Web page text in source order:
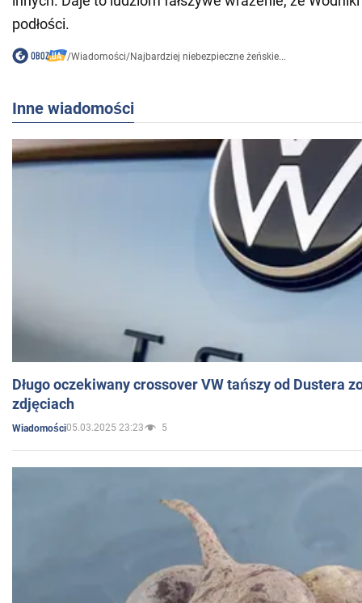
podłości.
/Wiadomości/Najbardziej niebezpieczne żeńskie...
Inne wiadomości
Długo oczekiwany crossover VW tańszy od Dustera
zdjęciach
Wiadomości05.03.2025 23:23 5